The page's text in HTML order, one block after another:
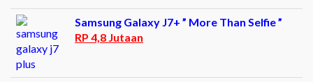
Samsung Galaxy J7+ ” More Than Selfie ”
RP 4,8 Jutaan